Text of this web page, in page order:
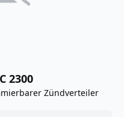
2300
Zündverteiler